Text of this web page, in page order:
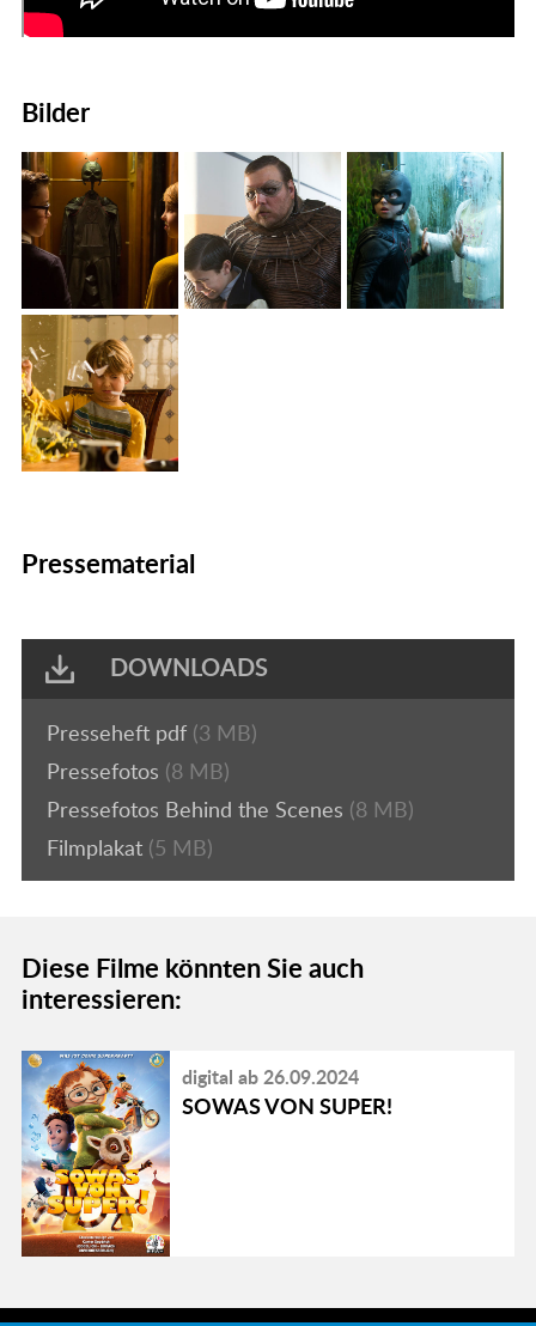
Bilder
Pressematerial
DOWNLOADS
Presseheft pdf (3 MB)
Pressefotos (8 MB)
Pressefotos Behind the Scenes (8 MB)
Filmplakat (5 MB)
Diese Filme könnten Sie auch
interessieren:
digital ab 26.09.2024
SOWAS VON SUPER!